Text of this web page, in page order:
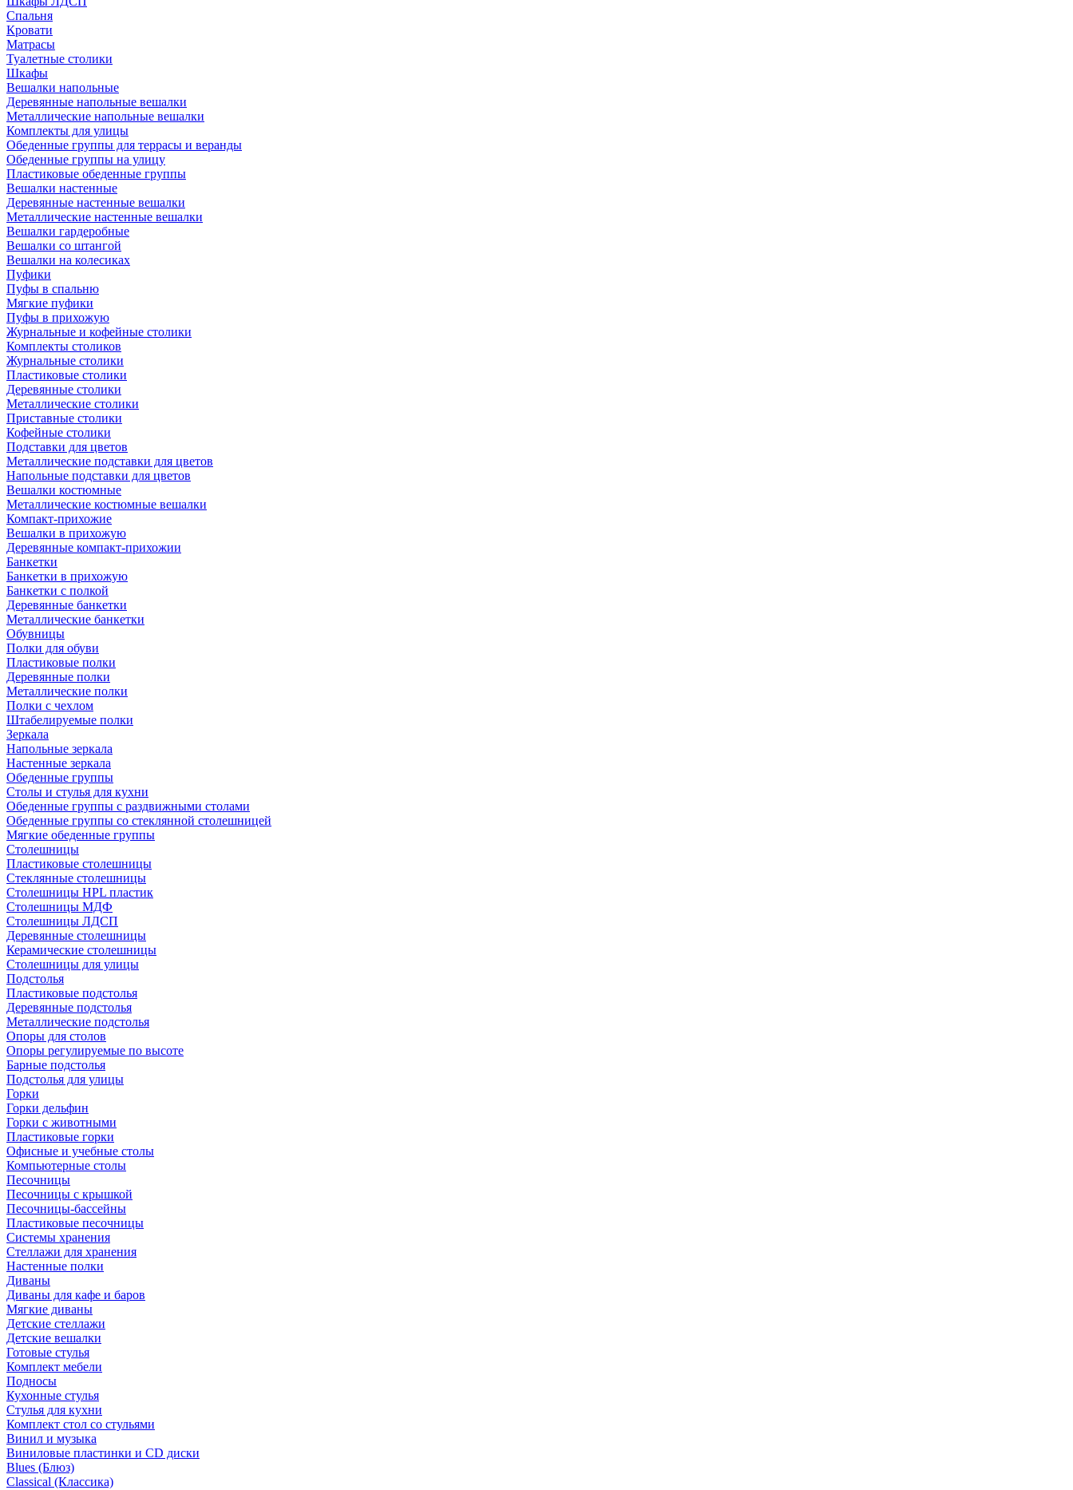
Спальня
Кровати
Матрасы
Туалетные столики
Шкафы
Вешалки напольные
Деревянные напольные вешалки
Металлические напольные вешалки
Комплекты для улицы
Обеденные группы для террасы и веранды
Обеденные группы на улицу
Пластиковые обеденные группы
Вешалки настенные
Деревянные настенные вешалки
Металлические настенные вешалки
Вешалки гардеробные
Вешалки со штангой
Вешалки на колесиках
Пуфики
Пуфы в спальню
Мягкие пуфики
Пуфы в прихожую
Журнальные и кофейные столики
Комплекты столиков
Журнальные столики
Пластиковые столики
Деревянные столики
Металлические столики
Приставные столики
Кофейные столики
Подставки для цветов
Металлические подставки для цветов
Напольные подставки для цветов
Вешалки костюмные
Металлические костюмные вешалки
Компакт-прихожие
Вешалки в прихожую
Деревянные компакт-прихожии
Банкетки
Банкетки в прихожую
Банкетки с полкой
Деревянные банкетки
Металлические банкетки
Обувницы
Полки для обуви
Пластиковые полки
Деревянные полки
Металлические полки
Полки с чехлом
Штабелируемые полки
Зеркала
Напольные зеркала
Настенные зеркала
Обеденные группы
Столы и стулья для кухни
Обеденные группы с раздвижными столами
Обеденные группы со стеклянной столешницей
Мягкие обеденные группы
Столешницы
Пластиковые столешницы
Стеклянные столешницы
Столешницы HPL пластик
Столешницы МДФ
Столешницы ЛДСП
Деревянные столешницы
Керамические столешницы
Столешницы для улицы
Подстолья
Пластиковые подстолья
Деревянные подстолья
Металлические подстолья
Опоры для столов
Опоры регулируемые по высоте
Барные подстолья
Подстолья для улицы
Горки
Горки дельфин
Горки с животными
Пластиковые горки
Офисные и учебные столы
Компьютерные столы
Песочницы
Песочницы с крышкой
Песочницы-бассейны
Пластиковые песочницы
Системы хранения
Стеллажи для хранения
Настенные полки
Диваны
Диваны для кафе и баров
Мягкие диваны
Детские стеллажи
Детские вешалки
Готовые стулья
Комплект мебели
Подносы
Кухонные стулья
Стулья для кухни
Комплект стол со стульями
Винил и музыка
Виниловые пластинки и CD диски
Blues (Блюз)
Classical (Классика)